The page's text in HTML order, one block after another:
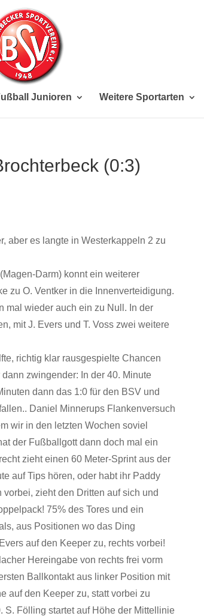
Junioren Weitere Sportarten
(0:3)
aber es langte in Westerkappeln 2 zu
Darm) konnt ein weiterer
zu O. Ventker in die Innenverteidigung.
mal wieder auch ein zu Null. In der
mit J. Evers und T. Voss zwei weitere
richtig klar rausgespielte Chancen
zwingender: In der 40. Minute
dann das 1:0 für den BSV und
Daniel Minnerups Flankenversuch
wir in den letzten Wochen soviel
der Fußballgott dann doch mal ein
zieht einen 60 Meter-Sprint aus der
auf Tips hören, oder habt ihr Paddy
zieht den Dritten auf sich und
75% des Tores und ein
aus Positionen wo das Ding
auf den Keeper zu, rechts vorbei!
Hereingabe von rechts frei vorm
Ballkontakt aus linker Position mit
auf den Keeper zu, statt vorbei zu
S. Fölling startet auf Höhe der Mittellinie